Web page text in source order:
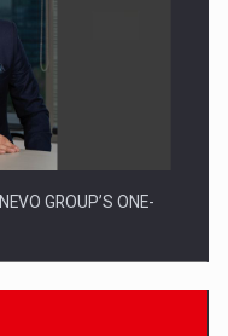
GROUP’S ONE-